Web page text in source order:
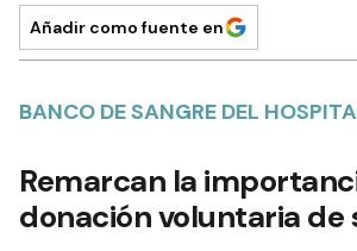
Añadir como fuente en
BANCO DE SANGRE DEL
Remarcan la
donación voluntaria de